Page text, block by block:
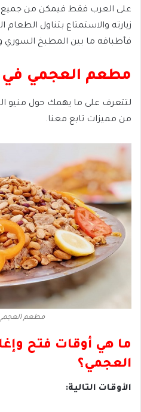
على العرب فقط فيمكن من جميع
زيارته والاستمتاع بتناول الطعام
فأطباقه ما بين المطبخ السوري
مطعم العجمي في
لتتعرف على ما يهمك حول منيو
من مميزات تابع معنا.
مطعم العجمي
ما هي أوقات فتح
العجمي؟
الأوقات التالية: